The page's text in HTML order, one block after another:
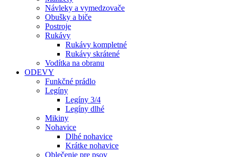
Návleky a vymedzovače
Obušky a biče
Postroje
Rukávy
Rukávy kompletné
Rukávy skrátené
Vodítka na obranu
ODEVY
Funkčné prádlo
Legíny
Legíny 3/4
Legíny dlhé
Mikiny
Nohavice
Dlhé nohavice
Krátke nohavice
Oblečenie pre psov